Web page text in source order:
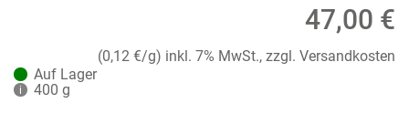
47,00 €
(0,12 €/g) inkl. 7% MwSt., zzgl. Versandkosten
Auf Lager
i 400 g